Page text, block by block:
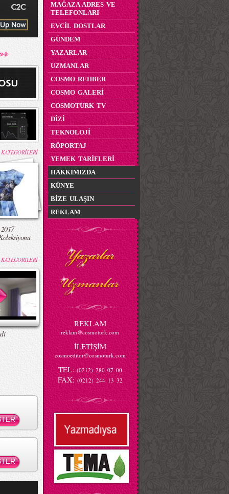
MAĞAZA ADRES VE
TELEFONLARI
EVCİL DOSTLAR
GÜNDEM
YAZARLAR
UZMANLAR
COSMO REHBER
COSMO GALERİ
COSMOTURK TV
DİZİ
TEKNOLOJİ
RÖPORTAJ
YEMEK TARİFLERİ
HAKKIMIZDA
KÜNYE
BİZE ULAŞIN
REKLAM
REKLAM
reklam@cosmoturk.com
İLETİŞİM
cosmoeditor@cosmoturk.com
TEL: (0212) 280 07 00
FAX: (0212) 244 13 32